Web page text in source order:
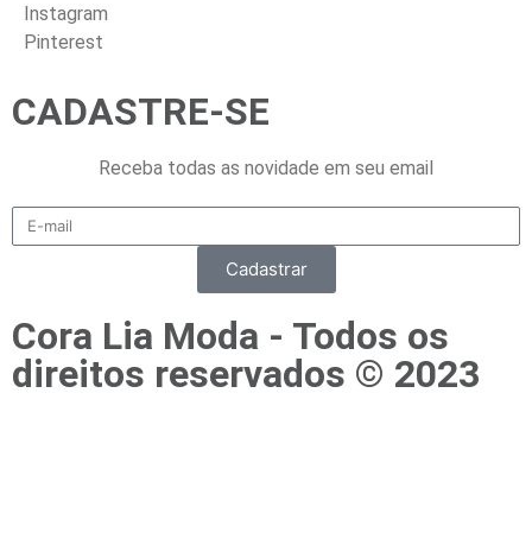
Instagram
Pinterest
CADASTRE-SE
Receba todas as novidade em seu email
Cadastrar
Cora Lia Moda - Todos os
direitos reservados © 2023